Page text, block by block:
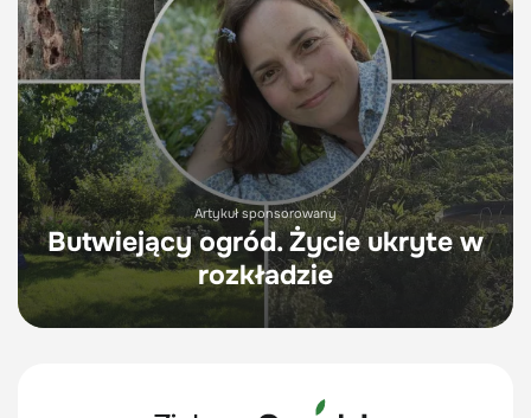
Artykuł sponsorowany
Butwiejący ogród. Życie ukryte w
rozkładzie